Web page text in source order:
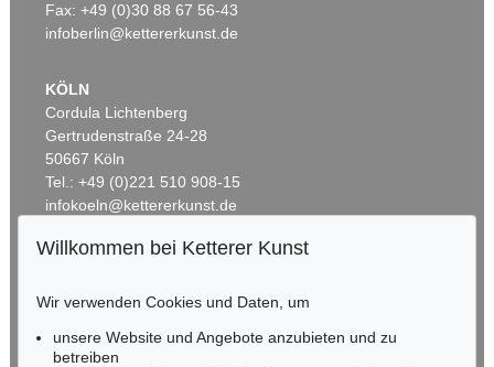
Fax: +49 (0)30 88 67 56-43
infoberlin@kettererkunst.de
KÖLN
Cordula Lichtenberg
Gertrudenstraße 24-28
50667 Köln
Tel.: +49 (0)221 510 908-15
infokoeln@kettererkunst.de
RHEINLAND-PFALZ
Miriam Heß
Tel.: +49 (0)62 21 58 80-038
Willkommen bei Ketterer Kunst
Wir verwenden Cookies und Daten, um
unsere Website und Angebote anzubieten und zu
betreiben